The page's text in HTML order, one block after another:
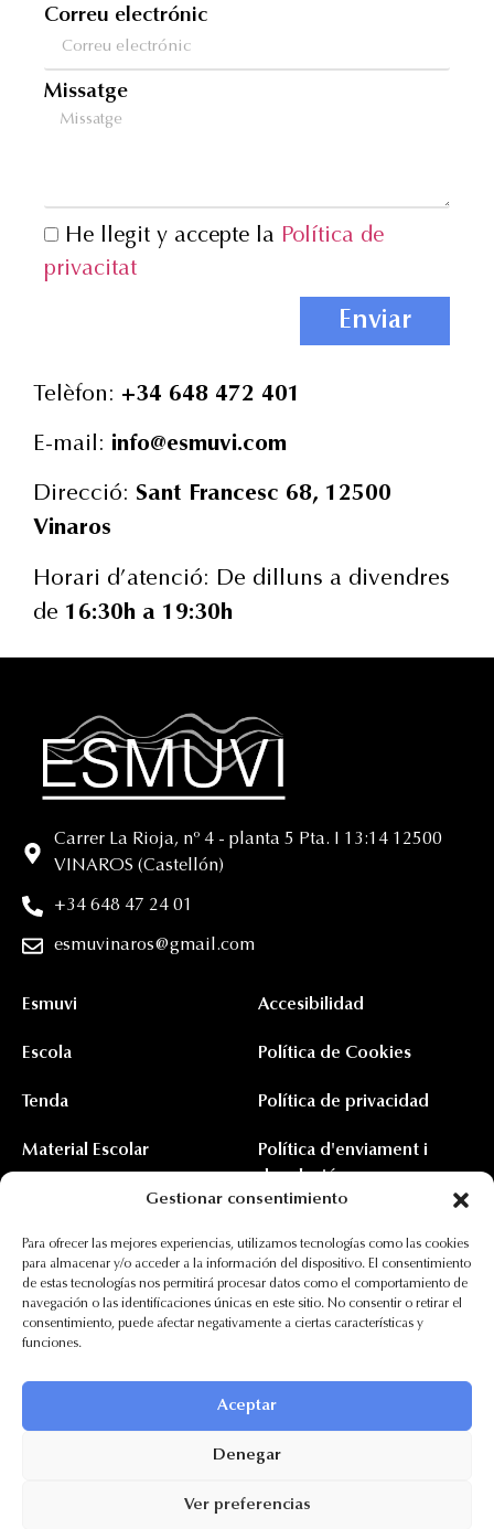
Gestionar consentimiento
Para ofrecer las mejores experiencias, utilizamos tecnologías como las cookies
para almacenar y/o acceder a la información del dispositivo. El consentimiento
de estas tecnologías nos permitirá procesar datos como el comportamiento de
navegación o las identificaciones únicas en este sitio. No consentir o retirar el
consentimiento, puede afectar negativamente a ciertas características y
funciones.
Aceptar
Denegar
Ver preferencias
Telèfon: +34 648 472 401
E-mail: info@esmuvi.com
Direcció: Sant Francesc 68, 12500
Vinaros
Horari d’atenció: De dilluns a divendres
de 16:30h a 19:30h
Correu electrónic
Missatge
He llegit y accepte la Política de
privacitat
Enviar
Carrer La Rioja, nº 4 - planta 5 Pta. I 13:14 12500
VINAROS (Castellón)
+34 648 47 24 01
esmuvinaros@gmail.com
Esmuvi
Escola
Tenda
Material Escolar
Esdeveniments
Accesibilidad
Política de Cookies
Política de privacidad
Política d'enviament i
devolució
Todos los derechos reservados ©2024 | Desarrollado con
Financiado por la Unión Europea – NextGenerationEU